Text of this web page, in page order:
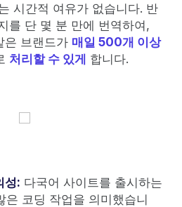
시간적 여유가 없습니다. 반
를 단 몇 분 만에 번역하여,
브랜드가 매일 500개 이상
처리할 수 있게 합니다.
성: 다국어 사이트를 출시하는
은 코딩 작업을 의미했습니